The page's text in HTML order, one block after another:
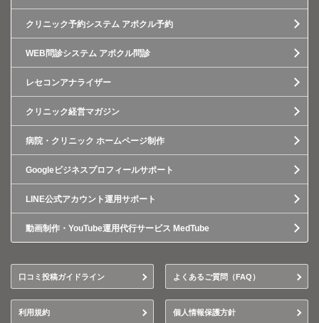
クリニック予約システム アポクル予約
WEB問診システム アポクル問診
レセコンアナライザー
クリニック経営マガジン
病院・クリニック ホームページ制作
Googleビジネスプロフィールサポート
LINE公式アカウント運用サポート
動画制作・YouTube運用代行サービス MedTube
口コミ投稿ガイドライン よくあるご質問（FAQ）
利用規約 個人情報保護方針